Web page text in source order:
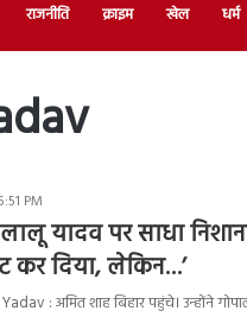
राजनीति क्राइम खेल धर्म
PM
यादव पर साधा
कर दिया, लेकिन…’
: अमित शाह बिहार पहुंचे। उन्होंने